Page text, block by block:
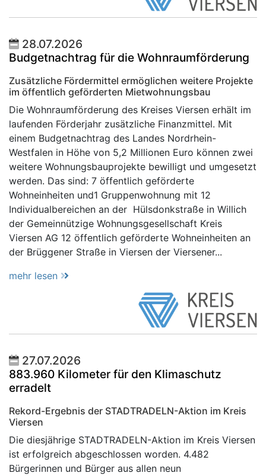
28.07.2026
Budgetnachtrag für die Wohnraumförderung
Zusätzliche Fördermittel ermöglichen weitere Projekte
im öffentlich geförderten Mietwohnungsbau
Die Wohnraumförderung des Kreises Viersen erhält im
laufenden Förderjahr zusätzliche Finanzmittel. Mit
einem Budgetnachtrag des Landes Nordrhein-
Westfalen in Höhe von 5,2 Millionen Euro können zwei
weitere Wohnungsbauprojekte bewilligt und umgesetzt
werden. Das sind: 7 öffentlich geförderte
Wohneinheiten und1 Gruppenwohnung mit 12
Individualbereichen an der Hülsdonkstraße in Willich
der Gemeinnützige Wohnungsgesellschaft Kreis
Viersen AG 12 öffentlich geförderte Wohneinheiten an
der Brüggener Straße in Viersen der Viersener...
mehr lesen
27.07.2026
883.960 Kilometer für den Klimaschutz
erradelt
Rekord-Ergebnis der STADTRADELN-Aktion im Kreis
Viersen
Die diesjährige STADTRADELN-Aktion im Kreis Viersen
ist erfolgreich abgeschlossen worden. 4.482
Bürgerinnen und Bürger aus allen neun